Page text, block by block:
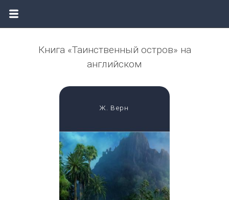
Книга «Таинственный остров» на
английском
Ж. Верн